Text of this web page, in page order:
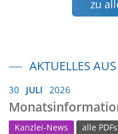
zu
AKTUELLES
30 JULI 2026
Kanzlei-News alle PDFs